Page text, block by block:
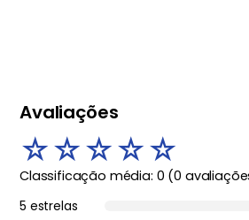
Avaliações
☆☆☆☆☆
Classificação média: 0 (0
5 estrelas